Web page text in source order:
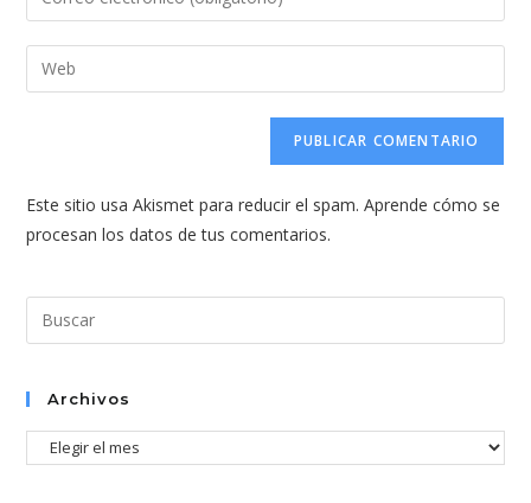
de
usuario
tu
dirección
de
comentar
Introduce
la
web
(opcional)
Este sitio usa Akismet para reducir el spam.Aprende cómo se
procesan los datos de tus comentarios.
el
Archivos
Archivos